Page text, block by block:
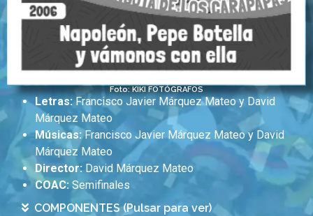
Foto: KIKI FOTÓGRAFOS
Letras:Francisco Javier Márquez Mateo y David
Márquez Mateo
Músicas:Francisco Javier Márquez Mateo y David
Márquez Mateo
Director: David Márquez Mateo
COAC: Semifinales
COMPONENTES (Pulsar para ver)